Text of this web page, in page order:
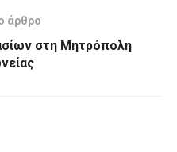
άρθρο
στη Μητρόπολη